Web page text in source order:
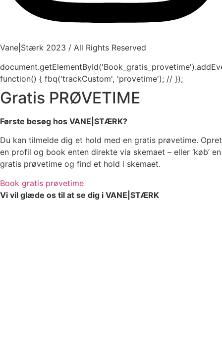
Vane Stærk 2023 / All Rights Reserved
function() { fbq('trackCustom', 'provetime'); // });
Gratis PRØVETIME
Første besøg hos VANE|STÆRK?
Du kan tilmelde dig et hold med en gratis prøvetime. Opret
en profil og book enten direkte via skemaet – eller ‘køb’ en
gratis prøvetime og find et hold i skemaet.
Book gratis prøvetime
Vi vil glæde os til at se dig i VANE|STÆRK